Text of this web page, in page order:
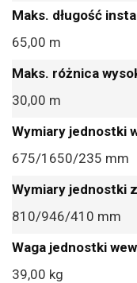
65,00 m
30,00 m
675/1650/235 mm
810/946/410 mm
39,00 kg